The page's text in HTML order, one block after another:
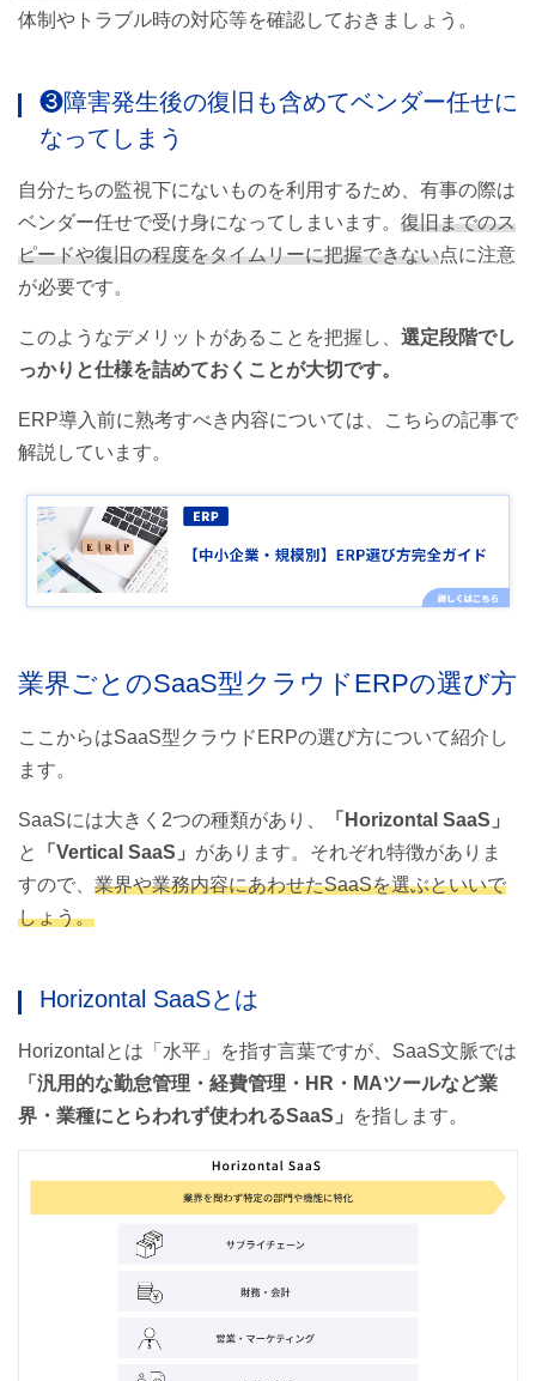
体制やトラブル時の対応等を確認しておきましょう。
❸障害発生後の復旧も含めてベンダー任せに
なってしまう
自分たちの監視下にないものを利用するため、有事の際は
ベンダー任せで受け身になってしまいます。 復旧までのス
ピードや復旧の程度をタイムリーに把握できない点に注意
が必要です。
このようなデメリットがあることを把握し、 選定段階でし
っかりと仕様を詰めておくことが大切です。
ERP導入前に熟考すべき内容については、こちらの記事で
解説しています。
業界ごとのSaaS型クラウドERPの選び方
ここからはSaaS型クラウドERPの選び方について紹介し
ます。
SaaSには大きく2つの種類があり、
「Horizontal SaaS」
と
「Vertical SaaS」 があります。それぞれ特徴がありま
すので、 業界や業務内容にあわせたSaaSを選ぶといいで
しょう。
Horizontal SaaSとは
Horizontalとは「水平」を指す言葉ですが、SaaS文脈では
「汎用的な勤怠管理・経費管理・HR・MAツールなど業
界・業種にとらわれず使われるSaaS」
を指します。